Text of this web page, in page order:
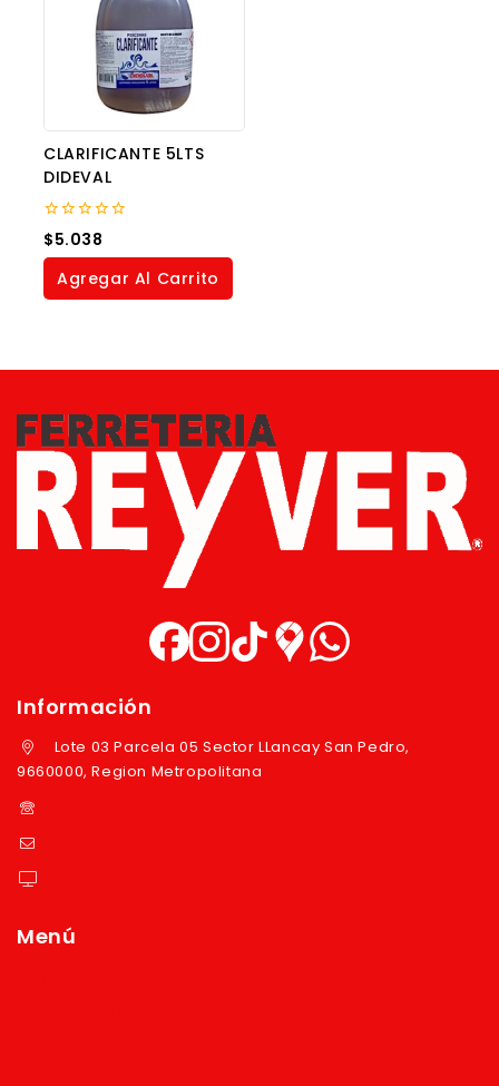
CLARIFICANTE 5LTS
DIDEVAL
0
out
of
$5.038
Agregar Al Carrito
Información
Lote 03 Parcela 05 Sector LLancay San Pedro,
9660000, Region Metropolitana
Menú